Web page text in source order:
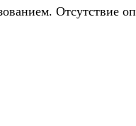
Отсутствие